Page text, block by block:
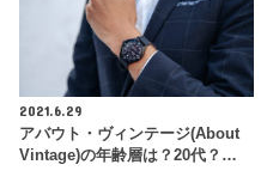
2021.6.29
アバウト・ヴィンテージ(About
Vintage)の年齢層は？20代？…